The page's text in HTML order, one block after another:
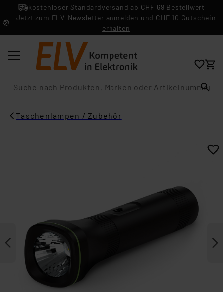
kostenloser Standardversand ab CHF 69 Bestellwert
Jetzt zum ELV-Newsletter anmelden und CHF 10 Gutschein
erhalten
Taschenlampen / Zubehör